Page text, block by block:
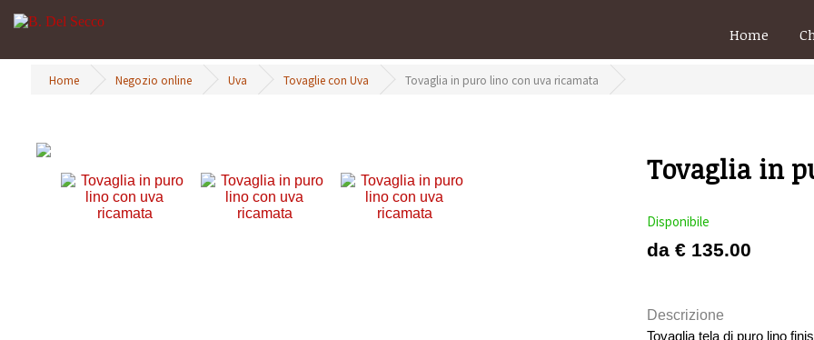
Home
Home Negozio online Uva Tovaglie con Uva Tovaglia in puro lino con uva ricamata
Tovaglia in
Disponibile
da € 135.00
Descrizione
Tovaglia tela di puro lino